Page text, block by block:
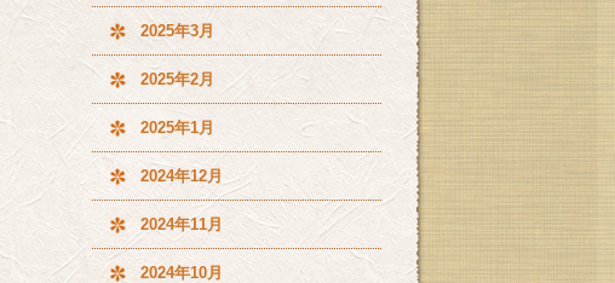
2025年3月
2025年2月
2025年1月
2024年12月
2024年11月
2024年10月